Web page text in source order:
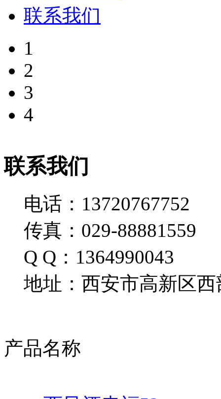
联系我们
1
2
3
4
联系我们
电话：13720767752
传真：029-88881559
Q Q：1364990043
地址：西安市高新区西
产品名称